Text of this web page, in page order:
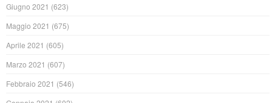
Giugno 2021 (623)
Maggio 2021 (675)
Aprile 2021 (605)
Marzo 2021 (607)
Febbraio 2021 (546)